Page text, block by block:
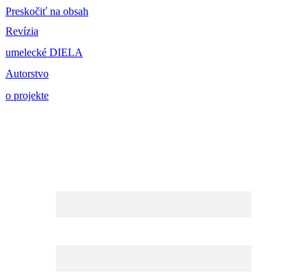
Preskočiť na obsah
Revízia
umelecké DIELA
Autorstvo
o projekte